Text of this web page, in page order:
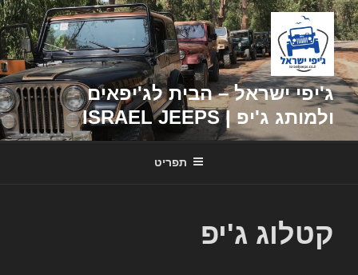
דילוג
לתוכן
ג'יפי ישראל – הבית לג'יפאים
ולמותג ג'יפ | ISRAEL JEEPS
תפריט
קטלוג ג'יפ